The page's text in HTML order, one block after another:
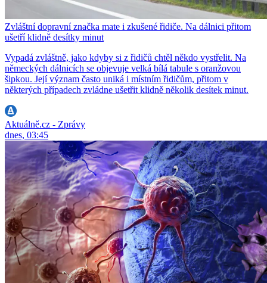
Zvláštní dopravní značka mate i zkušené řidiče. Na dálnici přitom
ušetří klidně desítky minut
Vypadá zvláštně, jako kdyby si z řidičů chtěl někdo vystřelit. Na
německých dálnicích se objevuje velká bílá tabule s oranžovou
šipkou. Její význam často uniká i místním řidičům, přitom v
některých případech zvládne ušetřit klidně několik desítek minut.
Aktuálně.cz - Zprávy
dnes, 03:45